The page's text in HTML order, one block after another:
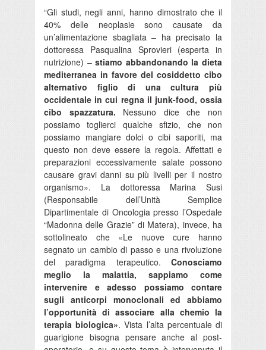
“Gli studi, negli anni, hanno dimostrato che il
40% delle neoplasie sono causate da
un’alimentazione sbagliata – ha precisato la
dottoressa Pasqualina Sprovieri (esperta in
nutrizione) –stiamo abbandonando la dieta
mediterranea in favore del cosiddetto cibo
alternativo figlio di una cultura più
occidentale in cui regna il junk-food, ossia
cibo spazzatura. Nessuno dice che non
possiamo toglierci qualche sfizio, che non
possiamo mangiare dolci o cibi saporiti, ma
questo non deve essere la regola. Affettati e
preparazioni eccessivamente salate possono
causare gravi danni su più livelli per il nostro
organismo». La dottoressa Marina Susi
(Responsabile dell’Unità Semplice
Dipartimentale di Oncologia presso l’Ospedale
“Madonna delle Grazie” di Matera), invece, ha
sottolineato che «Le nuove cure hanno
segnato un cambio di passo e una rivoluzione
del paradigma terapeutico. Conosciamo
meglio la malattia, sappiamo come
intervenire e adesso possiamo contare
sugli anticorpi monoclonali ed abbiamo
l’opportunità di associare alla chemio la
terapia biologica». Vista l’alta percentuale di
guarigione bisogna pensare anche al post-